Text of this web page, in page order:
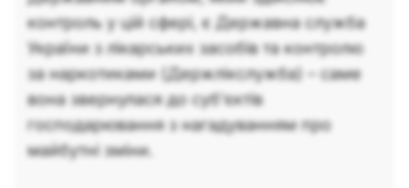
контроль у цій сфері, є Державна служба
України з лікарських засобів та контролю
за наркотиками (Держлікслужба) – саме
вона звернулася до суб’єктів
господарювання з нагадуванням про
майбутні зміни.